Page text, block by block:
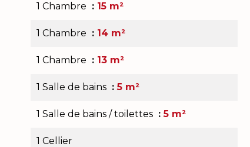
1 Chambre 15 m²
1 Chambre 14 m²
1 Chambre 13 m²
1 Salle de bains 5 m²
1 Salle de bains / toilettes 5 m²
1 Cellier